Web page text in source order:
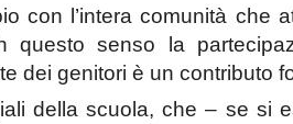
con l’intera comunità che
questo senso la
dei genitori è un contributo
della scuola, che – se si